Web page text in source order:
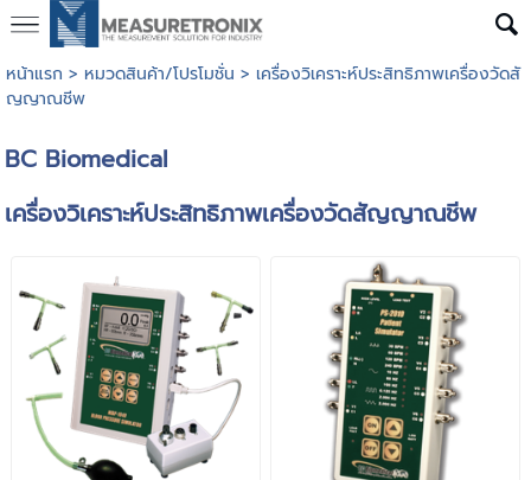
หน้าแรก > หมวดสินค้า/โปรโมชั่น > เครื่องวิเคราะห์ประสิทธิภาพเครื่องวัดสั
ญญาณชีพ
BC Biomedical
เครื่องวิเคราะห์ประสิทธิภาพเครื่องวัดสัญญาณชีพ